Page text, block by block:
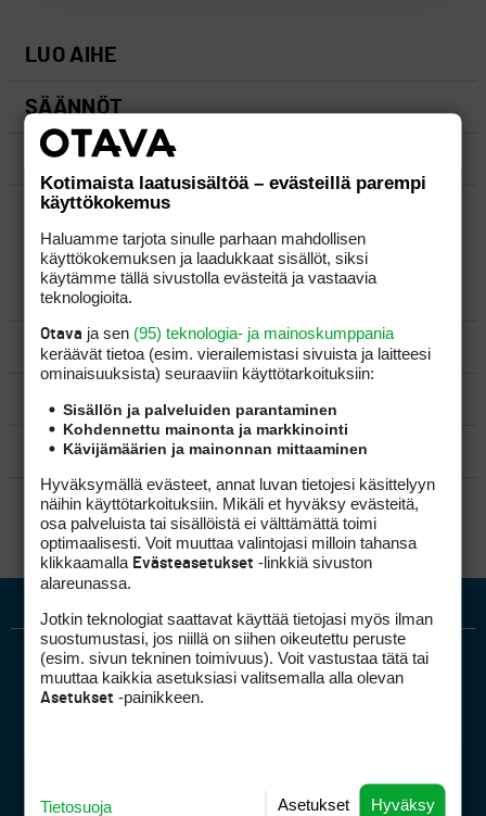
LUO AIHE
SÄÄNNÖT
OHJEET
UUSIMMAT VIESTIKETJUT
YLEISTÄ
VÄLINEET
MATKAILU
KILPAGOLF & HARJOITTELU
SÄÄNNÖT
Mediahinnasto
Kotimaista laatusisältöä – evästeillä parempi
käyttökokemus
Haluamme tarjota sinulle parhaan mahdollisen
käyttökokemuksen ja laadukkaat sisällöt, siksi
käytämme tällä sivustolla evästeitä ja vastaavia
teknologioita.
Otava ja sen (95) teknologia- ja mainoskumppania
keräävät tietoa (esim. vierailemis­tasi sivuista ja laitteesi
ominaisuuk­sista) seuraaviin käyttötarkoituksiin:
Sisällön ja palveluiden parantaminen
Kohdennettu mainonta ja markkinointi
Kävijämäärien ja mainonnan mittaaminen
Hyväksymällä evästeet, annat luvan tietojesi käsittelyyn
näihin käyttötarkoituksiin. Mikäli et hyväksy evästeitä,
osa palveluista tai sisällöistä ei välttämättä toimi
optimaalisesti. Voit muuttaa valintojasi milloin tahansa
klikkaamalla Evästeasetukset -linkkiä sivuston
alareunassa.
Jotkin teknologiat saattavat käyttää tietojasi myös ilman
suostumustasi, jos niillä on siihen oikeutettu peruste
(esim. sivun tekninen toimivuus). Voit vastustaa tätä tai
muuttaa kaikkia asetuksiasi valitsemalla alla olevan
Asetukset -painikkeen.
Hyväksy
Asetukset
Tietosuoja